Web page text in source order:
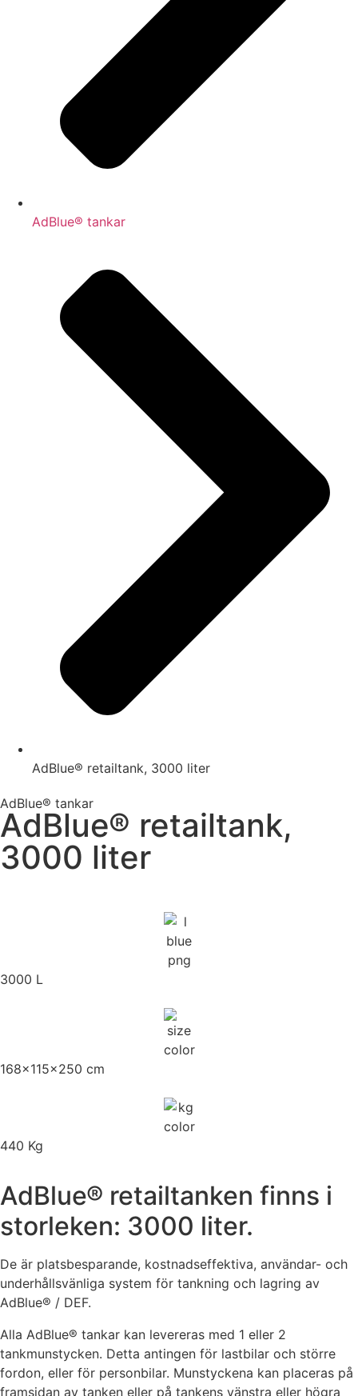
AdBlue® tankar
AdBlue® retailtank, 3000 liter
AdBlue® tankar
AdBlue® retailtank,
3000 liter
3000 L
168x115x250 cm
440 Kg
AdBlue® retailtanken finns i
storleken: 3000 liter.
De är platsbesparande, kostnadseffektiva, användar- och
underhållsvänliga system för tankning och lagring av
AdBlue® / DEF.
Alla AdBlue® tankar kan levereras med 1 eller 2
tankmunstycken. Detta antingen för lastbilar och större
fordon, eller för personbilar. Munstyckena kan placeras på
framsidan av tanken eller på tankens vänstra eller högra